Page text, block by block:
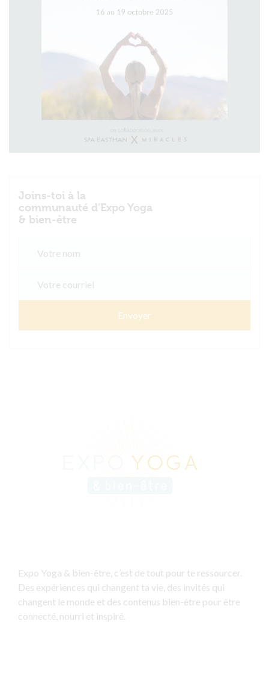
Joins-toi à la
communauté d’Expo Yoga
& bien-être
Envoyer
Expo Yoga & bien-être, c’est de tout pour te ressourcer.
Des expériences qui changent ta vie, des invités qui
changent le monde et des contenus bien-être pour être
connecté, nourri et inspiré.